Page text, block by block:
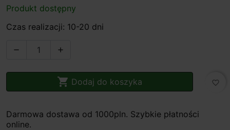
Produkt dostępny
Czas realizacji: 10-20 dni
 
 Dodaj do koszyka favorite_border
Darmowa dostawa od 1000pln. Szybkie płatności
online.